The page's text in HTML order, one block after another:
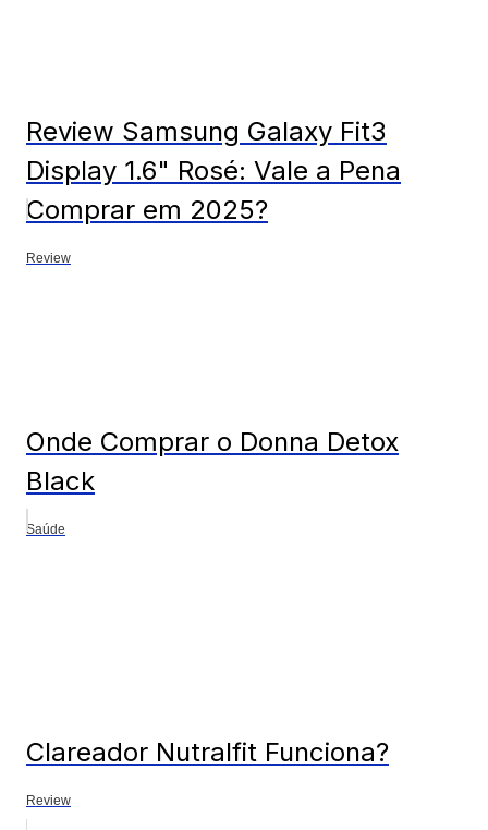
Review Samsung Galaxy Fit3
Display 1.6" Rosé: Vale a Pena
Comprar em 2025?
Review
Onde Comprar o Donna Detox
Black
Saúde
Clareador Nutralfit Funciona?
Review